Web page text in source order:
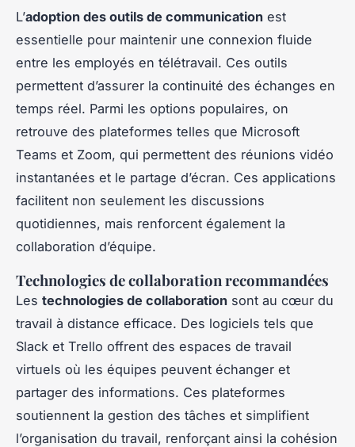
L’adoption des outils de communication est
essentielle pour maintenir une connexion fluide
entre les employés en télétravail. Ces outils
permettent d’assurer la continuité des échanges en
temps réel. Parmi les options populaires, on
retrouve des plateformes telles que Microsoft
Teams et Zoom, qui permettent des réunions vidéo
instantanées et le partage d’écran. Ces applications
facilitent non seulement les discussions
quotidiennes, mais renforcent également la
collaboration d’équipe.
Technologies de collaboration recommandées
Les technologies de collaboration sont au cœur du
travail à distance efficace. Des logiciels tels que
Slack et Trello offrent des espaces de travail
virtuels où les équipes peuvent échanger et
partager des informations. Ces plateformes
soutiennent la gestion des tâches et simplifient
l’organisation du travail, renforçant ainsi la cohésion